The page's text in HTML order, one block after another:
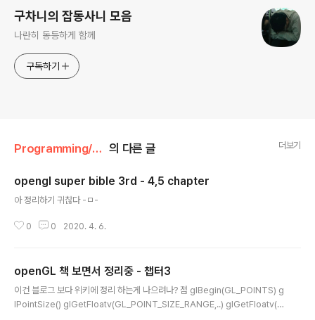
구차니의 잡동사니 모음
나란히 동등하게 함께
구독하기
Programming/openGL 의 다른 글 더보기
opengl super bible 3rd - 4,5 chapter
아 정리하기 귀찮다 -ㅁ-
0 0 2020. 4. 6.
openGL 책 보면서 정리중 - 챕터3
이건 블로그 보다 위키에 정리 하는게 나으려나? 점 glBegin(GL_POINTS) g
lPointSize() glGetFloatv(GL_POINT_SIZE_RANGE,..) glGetFloatv(G